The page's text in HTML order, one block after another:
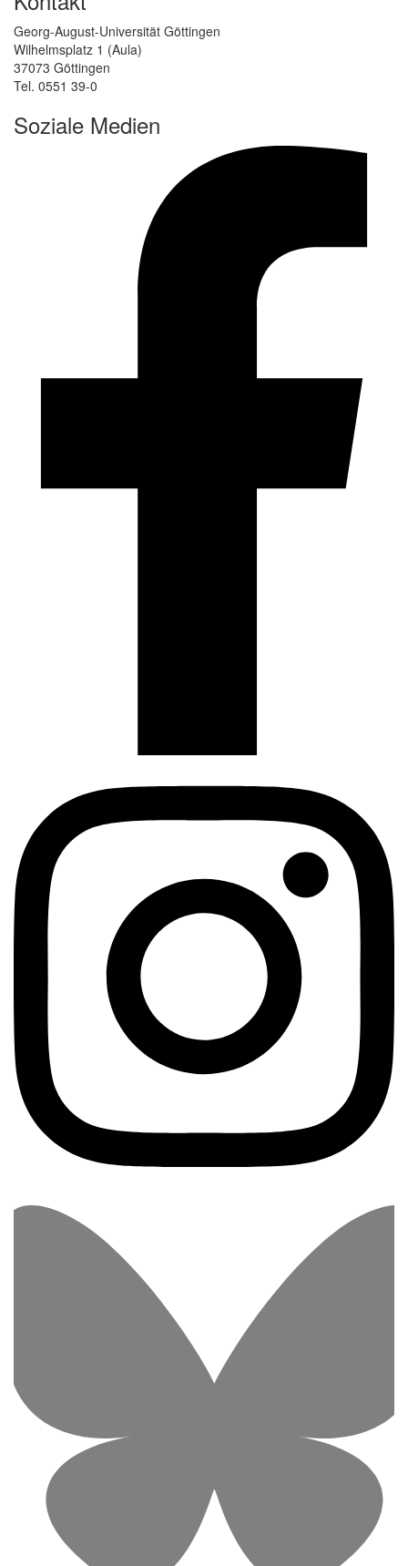
Georg-August-Universität Göttingen
Wilhelmsplatz 1 (Aula)
37073 Göttingen
Tel. 0551 39-0
Soziale Medien